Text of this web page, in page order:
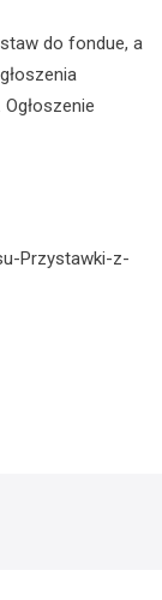
do fondue, a
Przystawki-z-